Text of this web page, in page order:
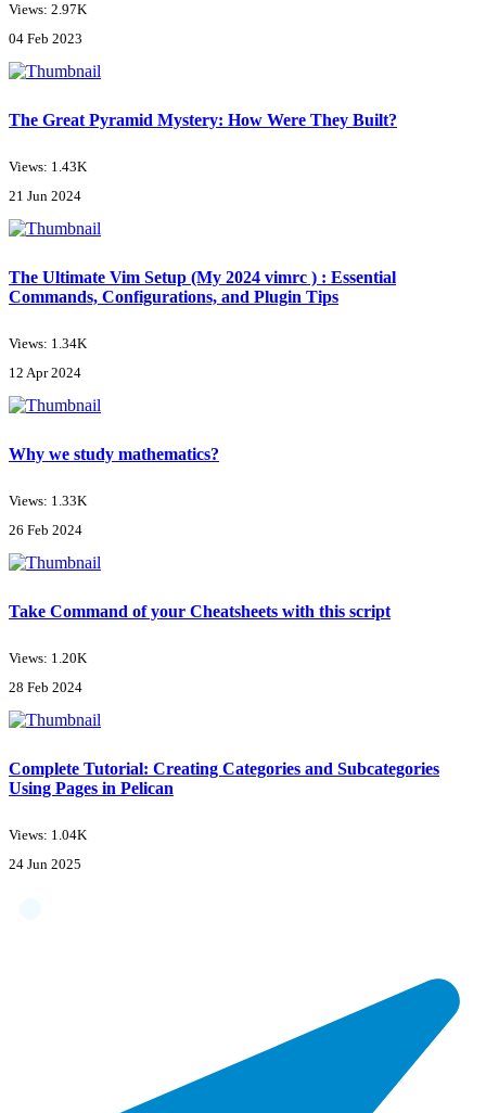
Views: 2.97K
04 Feb 2023
The Great Pyramid Mystery: How Were They Built?
Views: 1.43K
21 Jun 2024
The Ultimate Vim Setup (My 2024 vimrc ) : Essential
Commands, Configurations, and Plugin Tips
Views: 1.34K
12 Apr 2024
Why we study mathematics?
Views: 1.33K
26 Feb 2024
Take Command of your Cheatsheets with this script
Views: 1.20K
28 Feb 2024
Complete Tutorial: Creating Categories and Subcategories
Using Pages in Pelican
Views: 1.04K
24 Jun 2025